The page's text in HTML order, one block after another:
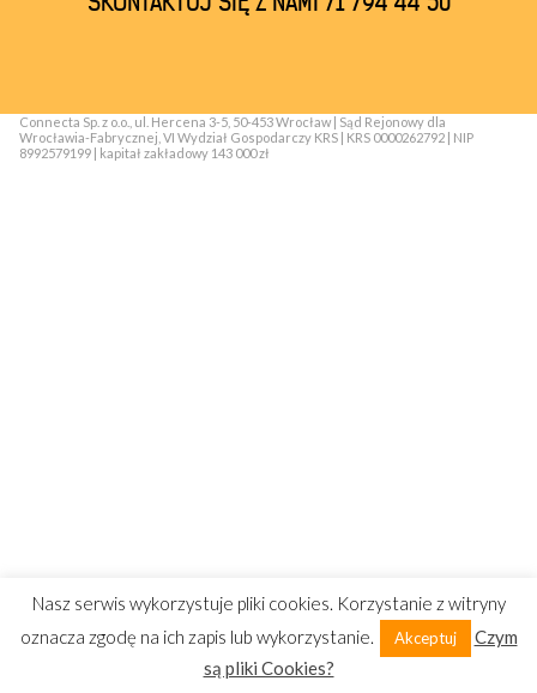
Connecta Sp. z o.o., ul. Hercena 3-5, 50-453 Wrocław | Sąd Rejonowy dla
Wrocławia-Fabrycznej, VI Wydział Gospodarczy KRS | KRS 0000262792 | NIP
8992579199 | kapitał zakładowy 143 000 zł
Nasz serwis wykorzystuje pliki cookies. Korzystanie z witryny
oznacza zgodę na ich zapis lub wykorzystanie.
Akceptuj
Czym
są pliki Cookies?